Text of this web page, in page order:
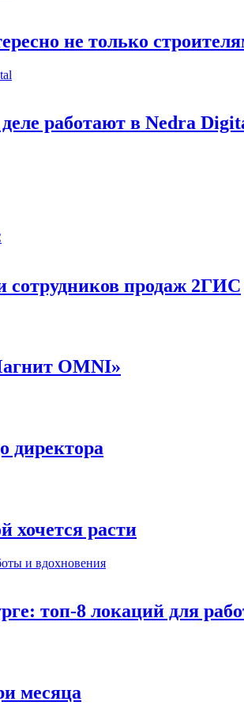
не только
работают в Nedra
сотрудников продаж 2ГИС
OMNI»
директора
хочется расти
топ-8 локаций для
месяца